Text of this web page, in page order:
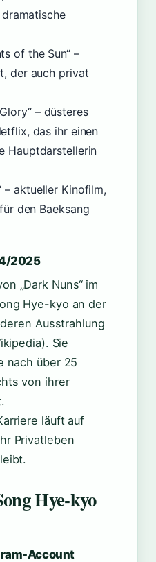
of the Sun“ –
der auch privat
Glory“ – düsteres
das ihr einen
Hauptdarstellerin
– aktueller Kinofilm,
den Baeksang
2025
„Dark Nuns“ im
Hye-kyo an der
Ausstrahlung
Sie
nach über 25
von ihrer
läuft auf
Privatleben
Hye-kyo
Account